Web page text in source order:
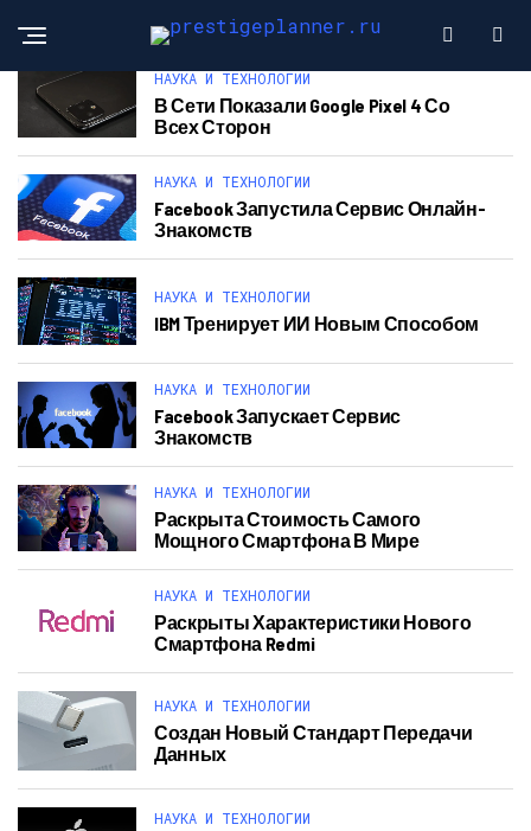
НАУКА И ТЕХНОЛОГИИ
В Сети Показали Google Pixel 4 Со
Всех Сторон
НАУКА И ТЕХНОЛОГИИ
Facebook Запустила Сервис Онлайн-
Знакомств
НАУКА И ТЕХНОЛОГИИ
IBM Тренирует ИИ Новым Способом
НАУКА И ТЕХНОЛОГИИ
Facebook Запускает Сервис
Знакомств
НАУКА И ТЕХНОЛОГИИ
Раскрыта Стоимость Самого
Мощного Смартфона В Мире
НАУКА И ТЕХНОЛОГИИ
Раскрыты Характеристики Нового
Смартфона Redmi
НАУКА И ТЕХНОЛОГИИ
Создан Новый Стандарт Передачи
Данных
НАУКА И ТЕХНОЛОГИИ